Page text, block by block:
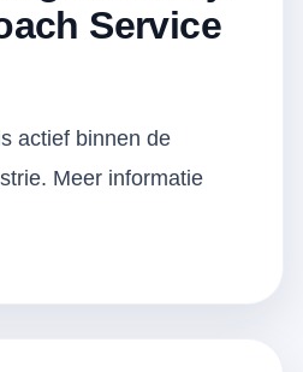
Service
actief binnen de
Meer informatie